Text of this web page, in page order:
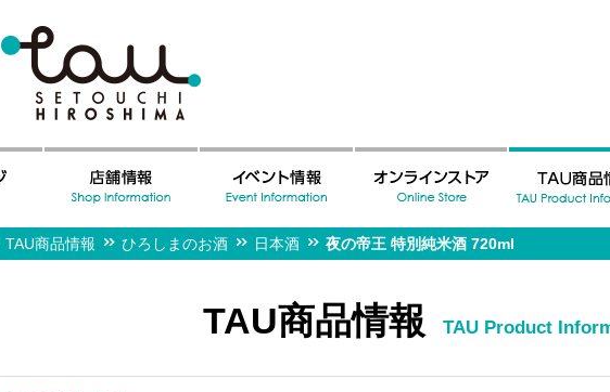
TAU商品情報 ひろしまのお酒 日本酒 夜の帝王 特別純米酒 720ml
TAU商品情報 TAU Product